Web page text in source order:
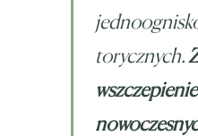
torycznych.
wszczepienie